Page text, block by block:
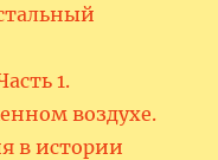
1.
воздухе.
в истории